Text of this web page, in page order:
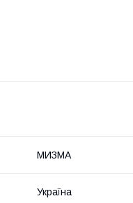
МИЗМА
Україна